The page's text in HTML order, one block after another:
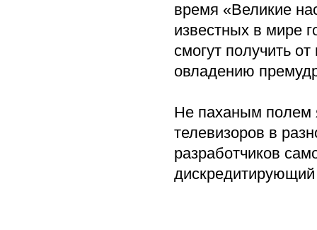
время «Великие
известных в мире
смогут получить
овладению
Не паханым полем
телевизоров в
разработчиков